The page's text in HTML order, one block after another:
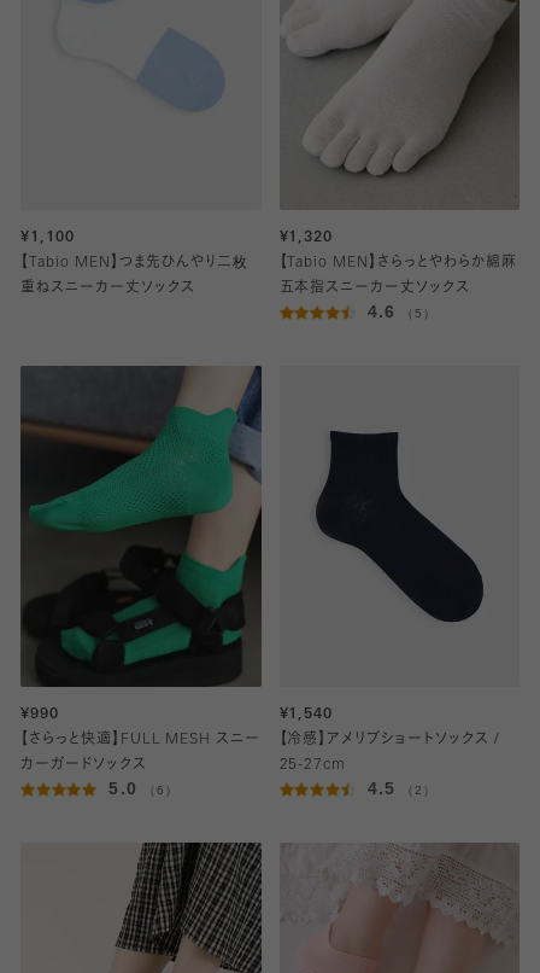
¥1,100
【Tabio MEN】つま先ひんやり二枚
重ねスニーカー丈ソックス
¥1,320
【Tabio MEN】さらっとやわらか綿麻
五本指スニーカー丈ソックス
4.6 （5）
¥990
【さらっと快適】FULL MESH スニー
カーガードソックス
5.0 （6）
¥1,540
【冷感】アメリブショートソックス /
25-27cm
4.5 （2）